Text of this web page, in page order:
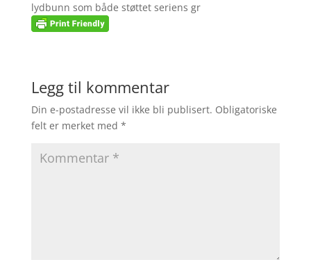
lydbunn som både støttet seriens gr
Legg til kommentar
Din e-postadresse vil ikke bli publisert. Obligatoriske
felt er merket med *